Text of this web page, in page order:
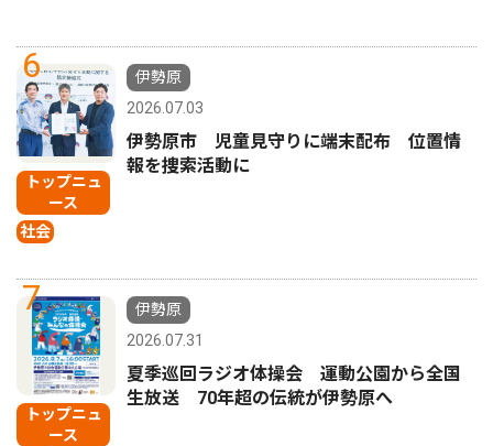
6
トップニュ
ース
社会
伊勢原
2026.07.03
伊勢原市 児童見守りに端末配布 位置情
報を捜索活動に
7
トップニュ
ース
伊勢原
2026.07.31
夏季巡回ラジオ体操会 運動公園から全国
生放送 70年超の伝統が伊勢原へ